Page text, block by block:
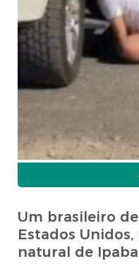
Um brasileiro
Estados
natural de